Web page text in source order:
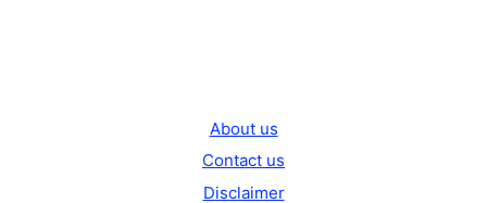
About us
Contact us
Disclaimer